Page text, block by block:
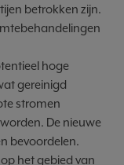
betrokken zijn.
hoge
gereinigd
stromen
De nieuwe
bevoordelen.
het gebied van